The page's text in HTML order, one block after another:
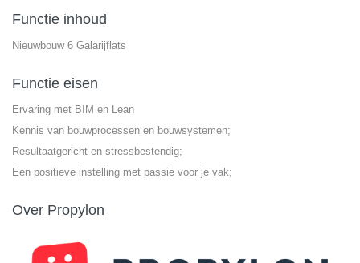
Functie inhoud
Nieuwbouw 6 Galarijflats
Functie eisen
Ervaring met BIM en Lean
Kennis van bouwprocessen en bouwsystemen;
Resultaatgericht en stressbestendig;
Een positieve instelling met passie voor je vak;
Over Propylon